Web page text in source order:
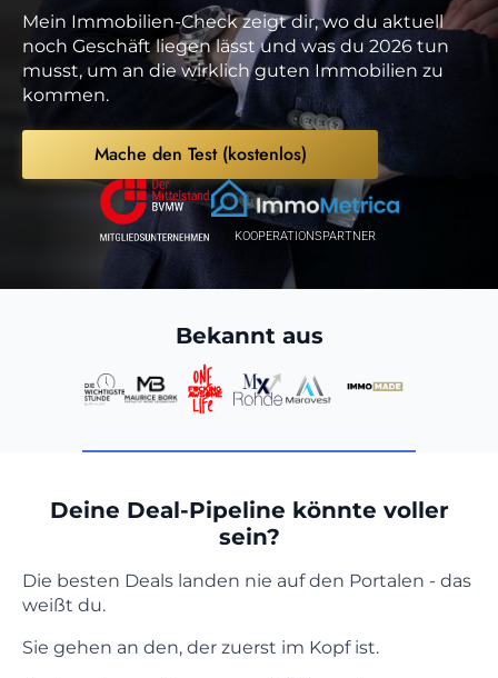
Mein Immobilien-Check zeigt dir, wo du aktuell
noch Geschäft liegen lässt und was du 2026 tun
musst, um an die wirklich guten Immobilien zu
kommen.
Mache den Test (kostenlos)
KOOPERATIONSPARTNER
Bekannt aus
Deine Deal-Pipeline könnte voller
sein?
Die besten Deals landen nie auf den Portalen - das
weißt du.
Sie gehen an den, der zuerst im Kopf ist.